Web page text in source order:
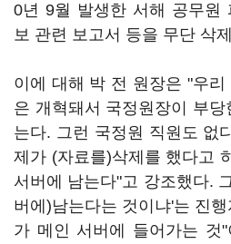
0년 9월 발생한 서해 공무원
보 관련 보고서 등을 무단 삭
이에 대해 박 전 원장은 "우
은 개혁돼서 국정원장이 부
는다. 그런 국정원 직원도 없
제가 (자료를)삭제를 했다고
서버에 남는다"고 강조했다.
버에)남는다는 것이냐'는 진
가 메인 서버에 들어가는 것